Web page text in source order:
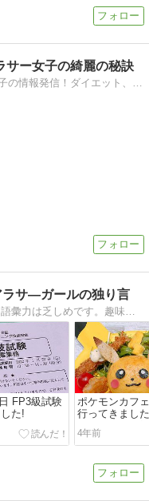
サー女子の綺麗の秘訣
サ―ガールの独り言
FP3級試験
た!
ポケモンカフ
行ってきまし
(メニュー、グ
4年前